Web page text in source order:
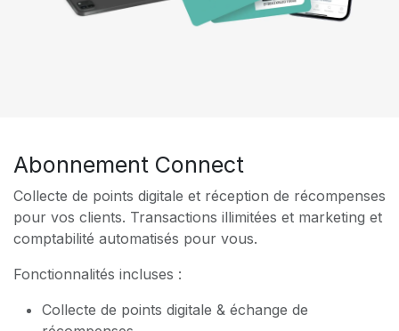
Abonnement Connect
Collecte de points digitale et réception de récompenses
pour vos clients. Transactions illimitées et marketing et
comptabilité automatisés pour vous.
Fonctionnalités incluses :
Collecte de points digitale & échange de